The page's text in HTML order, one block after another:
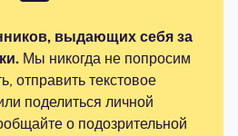
выдающих себя за
Мы никогда не попросим
отправить текстовое
поделиться личной
о подозрительной